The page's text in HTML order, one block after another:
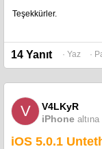
Teşekkürler.
14 Yanıt · Yaz ·
V
V4LKyR
iPhone altına
iOS 5.0.1